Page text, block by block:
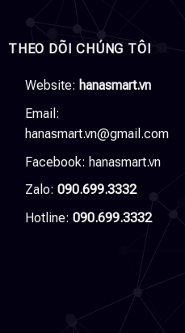
THEO DÕI CHÚNG TÔI
Website: hanasmart.vn
Email:
hanasmart.vn@gmail.com
Facebook: hanasmart.vn
Zalo: 090.699.3332
Hotline: 090.699.3332